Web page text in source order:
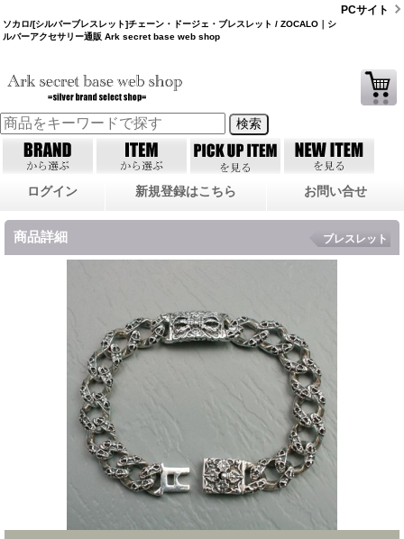
ソカロ/[シルバーブレスレット]チェーン・ドージェ・ブレスレット / ZOCALO｜シ
ルバーアクセサリー通販 Ark secret base web shop
PCサイト
ログイン 新規登録はこちら お問い合せ
商品詳細 ブレスレット